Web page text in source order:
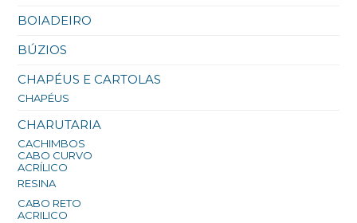
BOIADEIRO
BÚZIOS
CHAPÉUS E CARTOLAS
CHAPÉUS
CHARUTARIA
CACHIMBOS
CABO CURVO
ACRÍLICO
RESINA
CABO RETO
ACRILICO